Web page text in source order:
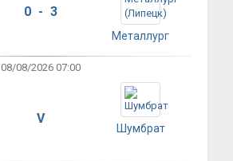
0 - 3
Металлург
08/08/2026 07:00
V
Шумбрат